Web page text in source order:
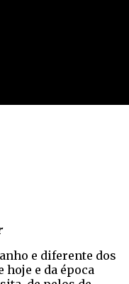
e diferente dos
hoje e da época